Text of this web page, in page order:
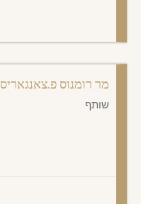
מר רומנוס פ.צאנגאריס
שותף